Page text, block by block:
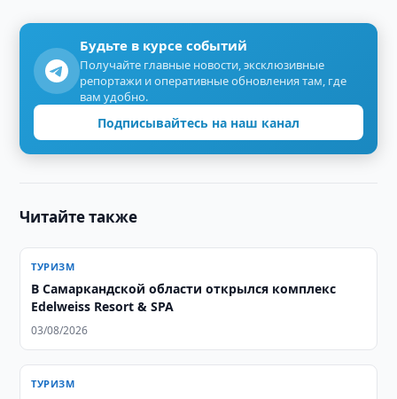
Будьте в курсе событий
Получайте главные новости, эксклюзивные
репортажи и оперативные обновления там, где
вам удобно.
Подписывайтесь на наш канал
Читайте также
ТУРИЗМ
В Самаркандской области открылся комплекс
Edelweiss Resort & SPA
03/08/2026
ТУРИЗМ